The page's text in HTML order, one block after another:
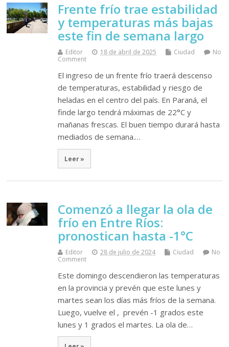
Frente frío trae estabilidad
y temperaturas más bajas
este fin de semana largo
Editor 18 de abril de 2025 Ciudad
No
Comment
El ingreso de un frente frío traerá descenso
de temperaturas, estabilidad y riesgo de
heladas en el centro del país. En Paraná, el
finde largo tendrá máximas de 22°C y
mañanas frescas. El buen tiempo durará hasta
mediados de semana.…
Leer »
Comenzó a llegar la ola de
frío en Entre Ríos:
pronostican hasta -1°C
Editor 28 de julio de 2024 Ciudad
No
Comment
Este domingo descendieron las temperaturas
en la provincia y prevén que este lunes y
martes sean los días más fríos de la semana.
Luego, vuelve el , prevén -1 grados este
lunes y 1 grados el martes. La ola de…